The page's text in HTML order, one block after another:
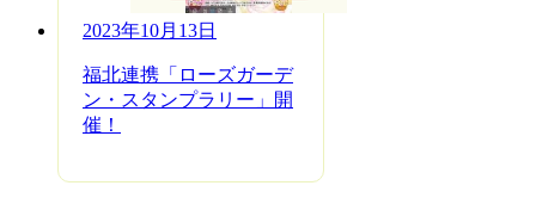
2023年10月13日
福北連携「ローズガーデ
ン・スタンプラリー」開
催！